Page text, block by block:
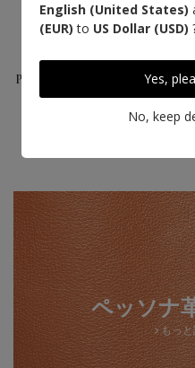
Taurillon
Pessoa Leather
High
ペッソナ
もっと
English (United States)
(EUR) to US Dollar (USD)
Yes,
No, keep